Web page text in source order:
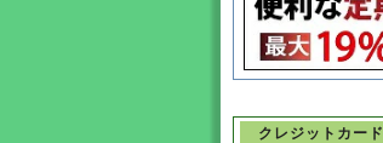
クレジットカー